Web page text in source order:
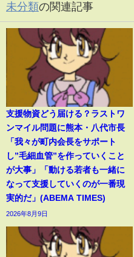
未分類の関連記事
支援物資どう届ける？ラストワ
ンマイル問題に熊本・八代市長
「我々が町内会長をサポート
し”毛細血管”を作っていくこと
が大事」「動ける若者も一緒に
なって支援していくのが一番現
実的だ」(ABEMA TIMES)
2026年8月9日